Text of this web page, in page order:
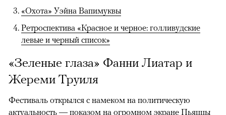
«Охота» Уэйна Вапимуквы
Ретроспектива «Красное и черное: голливудские
левые и черный список»
«Зеленые глаза» Фанни Лиатар и
Жереми Труиля
Фестиваль открылся с намеком на политическую
актуальность — показом на огромном экране Пьяццы